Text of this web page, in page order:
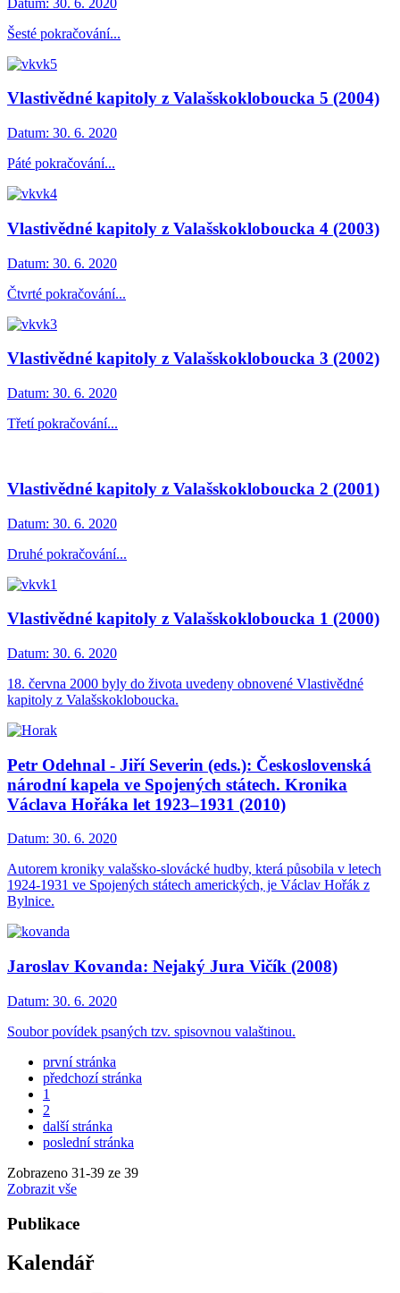
Šesté pokračování...
Vlastivědné kapitoly z Valašskokloboucka 5 (2004)
Datum: 30. 6. 2020
Páté pokračování...
Vlastivědné kapitoly z Valašskokloboucka 4 (2003)
Datum: 30. 6. 2020
Čtvrté pokračování...
Vlastivědné kapitoly z Valašskokloboucka 3 (2002)
Datum: 30. 6. 2020
Třetí pokračování...
Vlastivědné kapitoly z Valašskokloboucka 2 (2001)
Datum: 30. 6. 2020
Druhé pokračování...
Vlastivědné kapitoly z Valašskokloboucka 1 (2000)
Datum: 30. 6. 2020
18. června 2000 byly do života uvedeny obnovené Vlastivědné
kapitoly z Valašskokloboucka.
Petr Odehnal - Jiří Severin (eds.): Československá
národní kapela ve Spojených státech. Kronika
Václava Hořáka let 1923–1931 (2010)
Datum: 30. 6. 2020
Autorem kroniky valašsko-slovácké hudby, která působila v letech
1924-1931 ve Spojených státech amerických, je Václav Hořák z
Bylnice.
Jaroslav Kovanda: Nejaký Jura Vičík (2008)
Datum: 30. 6. 2020
Soubor povídek psaných tzv. spisovnou valaštinou.
první stránka
předchozí stránka
1
2
další stránka
poslední stránka
Zobrazeno 31-39 ze 39
Zobrazit vše
Publikace
Kalendář